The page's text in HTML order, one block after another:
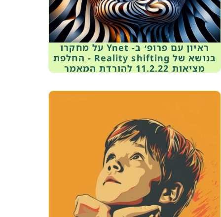
ראיון עם פרופ׳ ב- Ynet על מחקרו
בנושא של Reality shifting - החלפת
מציאות 11.2.22 להורדת המאמר